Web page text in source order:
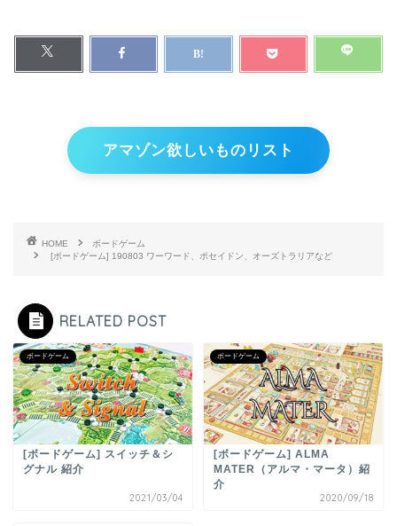
アマゾン欲しいものリスト
HOME
ボードゲーム
[ボードゲーム] 190803 ワーワード、ポセイドン、オーズトラリアなど
RELATED POST
ボードゲーム
[ボードゲーム] スイッチ＆シ
グナル 紹介
2021/03/04
ボードゲーム
[ボードゲーム] ALMA
MATER（アルマ・マータ）紹
介
2020/09/18